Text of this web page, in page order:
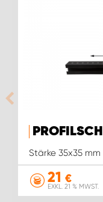
Stärke 35x35 mm
21 €
EXKL. 21 % MWST.